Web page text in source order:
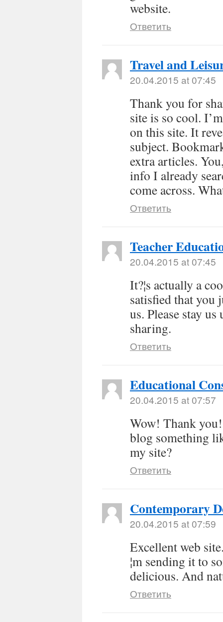
website.
Ответить
Travel and
20.04.2015 at 07:45
Thank you for
site is so cool.
on this site. It
subject.
extra articles.
info I already
come across.
Ответить
Teacher
20.04.2015 at 07:45
It?¦s actually a
satisfied that you
us. Please stay
sharing.
Ответить
Educational
20.04.2015 at 07:57
Wow! Thank
blog something
my site?
Ответить
Contemporary
20.04.2015 at 07:59
Excellent web
¦m sending it to
delicious. And
Ответить